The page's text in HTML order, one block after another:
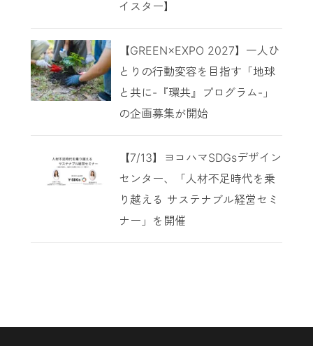
イスター】
【GREEN×EXPO 2027】一人ひ
とりの行動変容を目指す「地球
と共に-『環共』プログラム-」
の企画募集が開始
【7/13】ヨコハマSDGsデザイン
センター、「人材不足時代を乗
り越える サステナブル経営セミ
ナー」を開催